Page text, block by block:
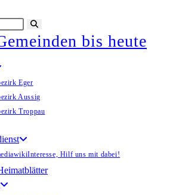
starten
bis heute
Eger
Aussig
Troppau
Interesse, Hilf uns mit dabei!